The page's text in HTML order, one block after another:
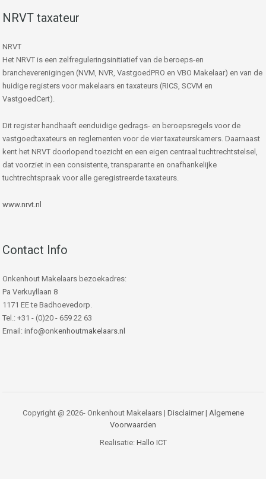
NRVT taxateur
NRVT
Het NRVT is een zelfreguleringsinitiatief van de beroeps-en
brancheverenigingen (NVM, NVR, VastgoedPRO en VBO Makelaar) en van de
huidige registers voor makelaars en taxateurs (RICS, SCVM en
VastgoedCert).
Dit register handhaaft eenduidige gedrags- en beroepsregels voor de
vastgoedtaxateurs en reglementen voor de vier taxateurskamers. Daarnaast
kent het NRVT doorlopend toezicht en een eigen centraal tuchtrechtstelsel,
dat voorziet in een consistente, transparante en onafhankelijke
tuchtrechtspraak voor alle geregistreerde taxateurs.
www.nrvt.nl
Contact Info
Onkenhout Makelaars bezoekadres:
Pa Verkuyllaan 8
1171 EE te Badhoevedorp.
Tel.: +31 - (0)20 - 659 22 63
Email: info@onkenhoutmakelaars.nl
Copyright @ 2026- Onkenhout Makelaars | Disclaimer| Algemene
Voorwaarden
Realisatie: Hallo ICT